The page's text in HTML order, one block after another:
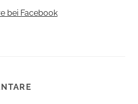
bei Facebook